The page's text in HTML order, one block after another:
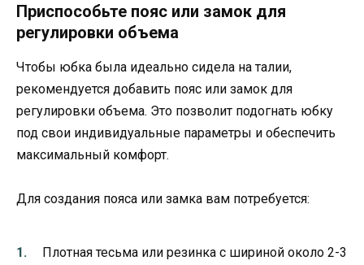
Приспособьте пояс или замок для
регулировки объема
Чтобы юбка была идеально сидела на талии,
рекомендуется добавить пояс или замок для
регулировки объема. Это позволит подогнать юбку
под свои индивидуальные параметры и обеспечить
максимальный комфорт.
Для создания пояса или замка вам потребуется:
Плотная тесьма или резинка с шириной около 2-3